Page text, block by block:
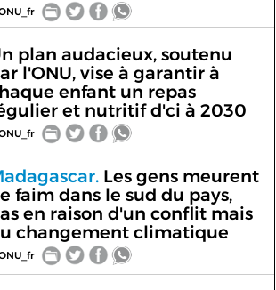
plan audacieux, soutenu
l'ONU, vise à garantir à
enfant un repas
et nutritif d'ci à 2030
Les gens meurent
faim dans le sud du pays,
en raison d'un conflit mais
changement climatique